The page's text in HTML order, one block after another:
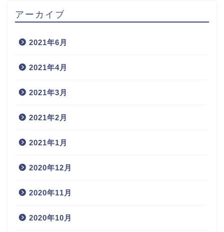
アーカイブ
2021年6月
2021年4月
2021年3月
2021年2月
2021年1月
2020年12月
2020年11月
2020年10月